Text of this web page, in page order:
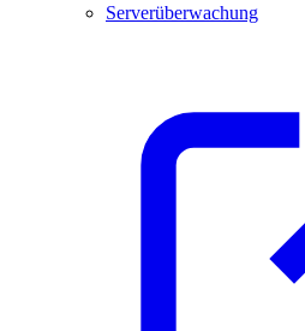
Serverüberwachung